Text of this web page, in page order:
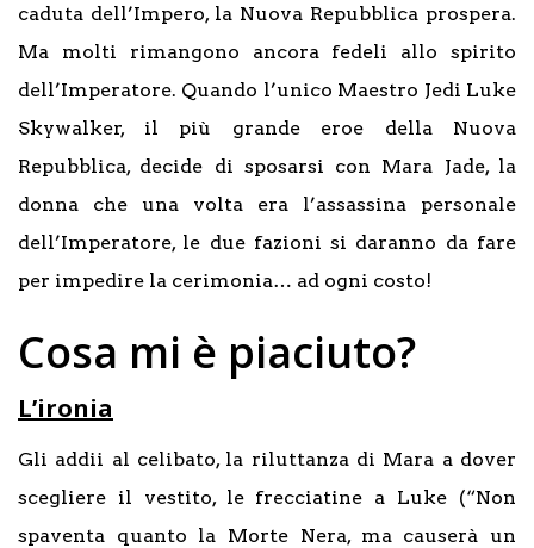
caduta dell’Impero, la Nuova Repubblica prospera.
Ma molti rimangono ancora fedeli allo spirito
dell’Imperatore. Quando l’unico Maestro Jedi Luke
Skywalker, il più grande eroe della Nuova
Repubblica, decide di sposarsi con Mara Jade, la
donna che una volta era l’assassina personale
dell’Imperatore, le due fazioni si daranno da fare
per impedire la cerimonia… ad ogni costo!
Cosa mi è piaciuto?
L’ironia
Gli addii al celibato, la riluttanza di Mara a dover
scegliere il vestito, le frecciatine a Luke (“Non
spaventa quanto la Morte Nera, ma causerà un